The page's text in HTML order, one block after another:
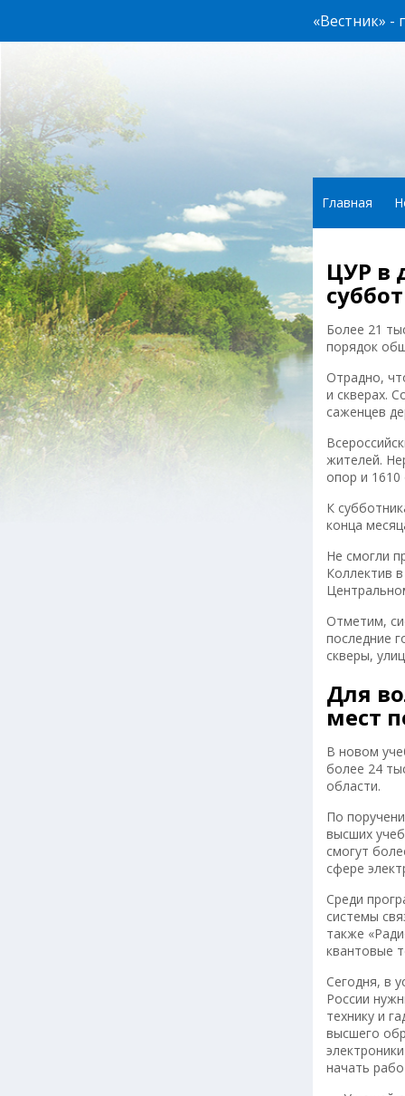
«Вестник» -
Главная
ЦУР в
Более 21
порядок
Отрадно,
и скверах.
саженцев
жителей.
опор и
К
конца
Не смогли
Коллектив
Отметим,
последние
скверы,
Для
мест
В новом
более 24
области.
По
высших
смогут
сфере
Среди
системы
также
квантовые
Сегодня, в
России
технику и
высшего
начать